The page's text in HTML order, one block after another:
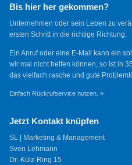
Bis hier her gekommen?
Unternehmen oder sein Leben zu
ersten Schritt in die richtige Richtung.
Ein Anruf oder eine E-Mail kann ein
wir mal nicht helfen können, so ist in
das vielfach rasche und gute
Einfach Rückrufservice nutzen. »
Jetzt Kontakt knüpfen
SL | Marketing & Management
Sven Lehmann
Dr.-Külz-Ring 15